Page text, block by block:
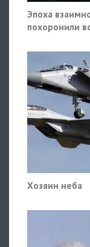
Эпоха
похоронили
Хозяин неба